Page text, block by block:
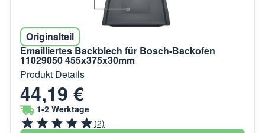
Originalteil
Emailliertes Backblech für Bosch-Backofen
11029050 455x375x30mm
Produkt Details
44,19 €
1-2 Werktage
(2)